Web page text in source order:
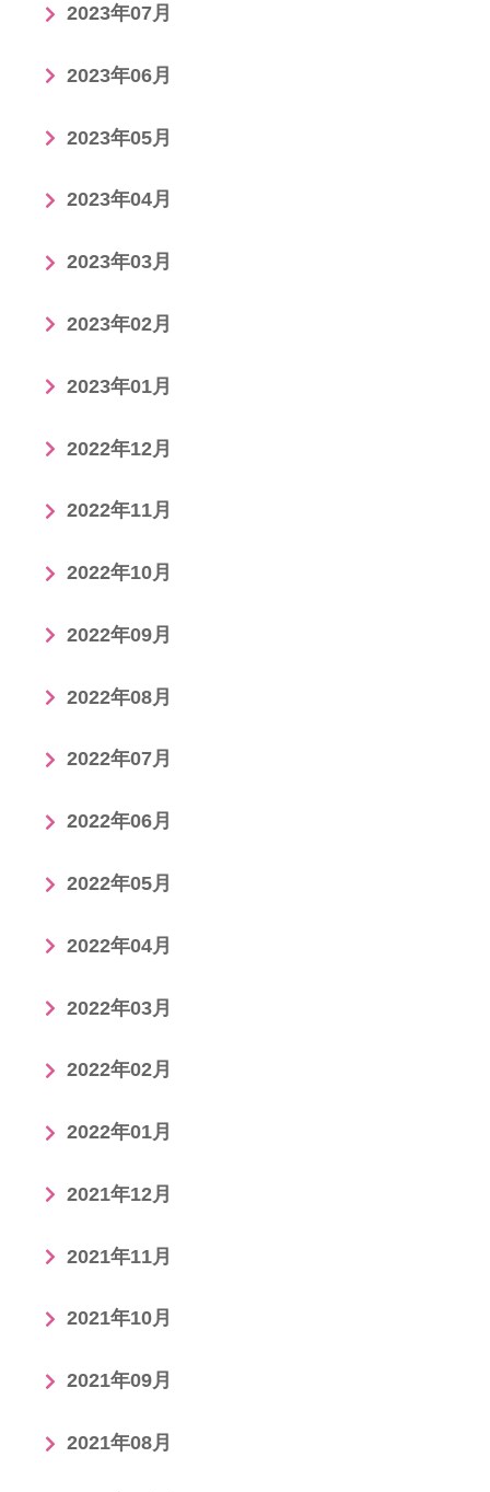
2023年07月
2023年06月
2023年05月
2023年04月
2023年03月
2023年02月
2023年01月
2022年12月
2022年11月
2022年10月
2022年09月
2022年08月
2022年07月
2022年06月
2022年05月
2022年04月
2022年03月
2022年02月
2022年01月
2021年12月
2021年11月
2021年10月
2021年09月
2021年08月